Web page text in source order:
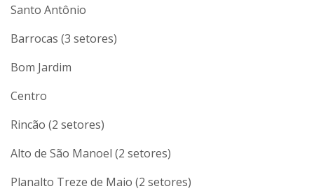
Santo Antônio
Barrocas (3 setores)
Bom Jardim
Centro
Rincão (2 setores)
Alto de São Manoel (2 setores)
Planalto Treze de Maio (2 setores)